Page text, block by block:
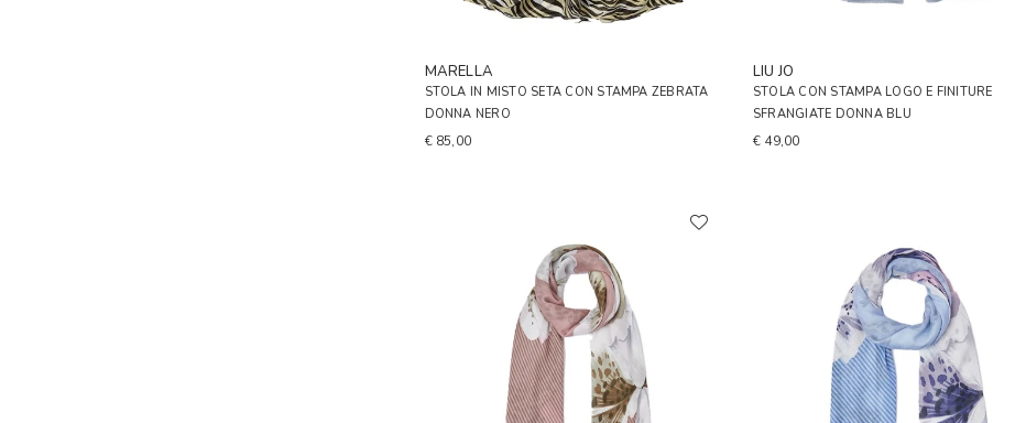
MARELLA
STOLA IN MISTO SETA CON STAMPA ZEBRATA
DONNA NERO
€ 85,00
LIU JO
STOLA CON STAMPA LOGO E FINITURE
SFRANGIATE DONNA BLU
€ 49,00